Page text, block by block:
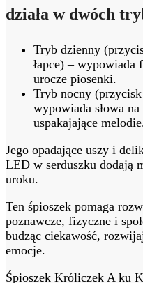
działa w dwóch
Tryb dzienny
łapce) – wypowiada
urocze piosenki.
Tryb nocny
wypowiada słowa
uspakajające
Jego opadające uszy i
LED w serduszku dodają
uroku.
Ten śpioszek pomaga
poznawcze, fizyczne i
budząc ciekawość,
emocje.
Śpioszek Króliczek A ku